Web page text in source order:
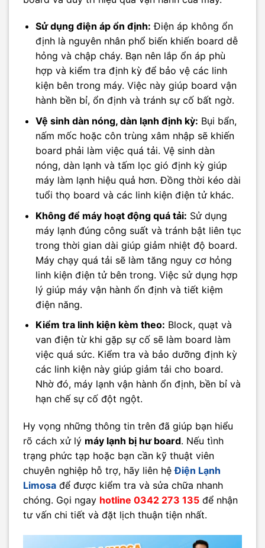
Sử dụng điện áp ổn định: Điện áp không ổn
định là nguyên nhân phổ biến khiến board dễ
hỏng và chập cháy. Bạn nên lắp ổn áp phù
hợp và kiểm tra định kỳ để bảo vệ các linh
kiện bên trong máy. Việc này giúp board vận
hành bền bỉ, ổn định và tránh sự cố bất ngờ.
Vệ sinh dàn nóng, dàn lạnh định kỳ: Bụi bẩn,
nấm mốc hoặc côn trùng xâm nhập sẽ khiến
board phải làm việc quá tải. Vệ sinh dàn
nóng, dàn lạnh và tấm lọc gió định kỳ giúp
máy làm lạnh hiệu quả hơn. Đồng thời kéo dài
tuổi thọ board và các linh kiện điện tử khác.
Không để máy hoạt động quá tải: Sử dụng
máy lạnh đúng công suất và tránh bật liên tục
trong thời gian dài giúp giảm nhiệt độ board.
Máy chạy quá tải sẽ làm tăng nguy cơ hỏng
linh kiện điện tử bên trong. Việc sử dụng hợp
lý giúp máy vận hành ổn định và tiết kiệm
điện năng.
Kiểm tra linh kiện kèm theo: Block, quạt và
van điện từ khi gặp sự cố sẽ làm board làm
việc quá sức. Kiểm tra và bảo dưỡng định kỳ
các linh kiện này giúp giảm tải cho board.
Nhờ đó, máy lạnh vận hành ổn định, bền bỉ và
hạn chế sự cố đột ngột.
Hy vọng những thông tin trên đã giúp bạn hiểu
rõ cách xử lý máy lạnh bị hư board. Nếu tình
trạng phức tạp hoặc bạn cần kỹ thuật viên
chuyên nghiệp hỗ trợ, hãy liên hệĐiện Lạnh
Limosa để được kiểm tra và sửa chữa nhanh
chóng. Gọi ngay hotline 0342 273 135 để nhận
tư vấn chi tiết và đặt lịch thuận tiện nhất.